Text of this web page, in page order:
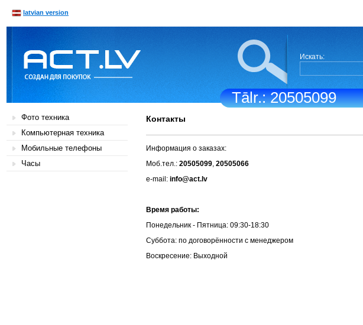
Tālr.: 20505099
latvian version
Искать:
Фото техника
Компьютерная техника
Мобильные телефоны
Часы
Контакты
Информация о заказах:
Моб.тел.: 20505099, 20505066
e-mail: info@act.lv
Время работы:
Понедельник - Пятница: 09:30-18:30
Суббота: по договорённости с менеджером
Воскресение: Выходной